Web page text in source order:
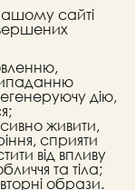
сайті
дію,
живити,
сприяти
від впливу
та тіла;
образи.